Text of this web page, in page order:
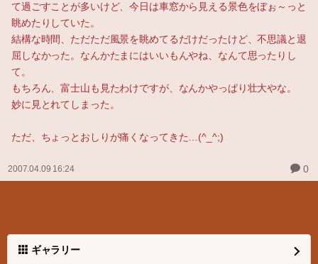
て過ごすことが多いけど、今日は車窓から見える景色をぼぉ～っと
眺めたりしていた。
結構な時間、ただただ風景を眺めてるだけだったけど、不思議と退
屈しなかった。なんかたまにはいいもんやね、なんて思ったりし
て。
もちろん、富士山も見たわけですが、なんかやっぱり壮大やな。
妙に見とれてしまった。
ただ、ちょっとおしりが痛くなってきた…(^_^;)
2007.04.09 16:24 0
ギャラリー